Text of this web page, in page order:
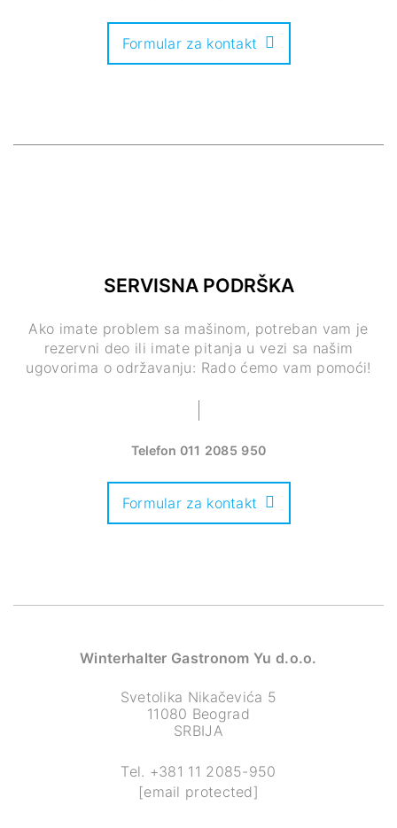
Formular za kontakt
SERVISNA PODRŠKA
Ako imate problem sa mašinom, potreban vam je
rezervni deo ili imate pitanja u vezi sa našim
ugovorima o održavanju: Rado ćemo vam pomoći!
Telefon 011 2085 950
Formular za kontakt
Winterhalter Gastronom Yu d.o.o.
Svetolika Nikačevića 5
11080 Beograd
SRBIJA
Tel. +381 11 2085-950
[email protected]